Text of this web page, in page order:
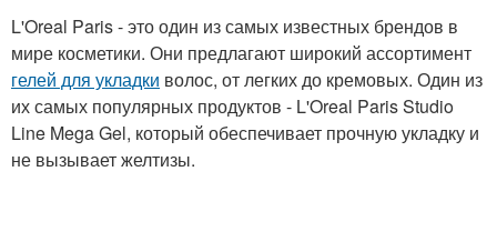
L'Oreal Paris - это один из самых известных брендов в
мире косметики. Они предлагают широкий ассортимент
гелей для укладки волос, от легких до кремовых. Один из
их самых популярных продуктов - L'Oreal Paris Studio
Line Mega Gel, который обеспечивает прочную укладку и
не вызывает желтизы.